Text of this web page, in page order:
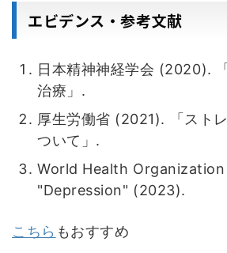
エビデンス・参考文献
日本精神神経学会 (2020).
治療」.
厚生労働省 (2021). 「スト
ついて」.
World Health Organization
"Depression" (2023).
こちら もおすすめ